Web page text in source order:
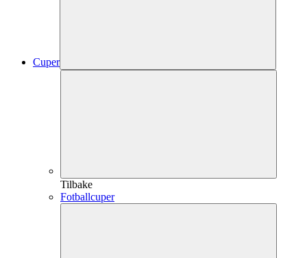
Cuper
Tilbake
Fotballcuper